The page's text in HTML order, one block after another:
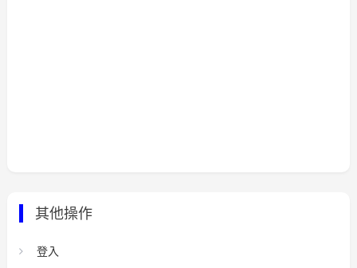
其他操作
登入